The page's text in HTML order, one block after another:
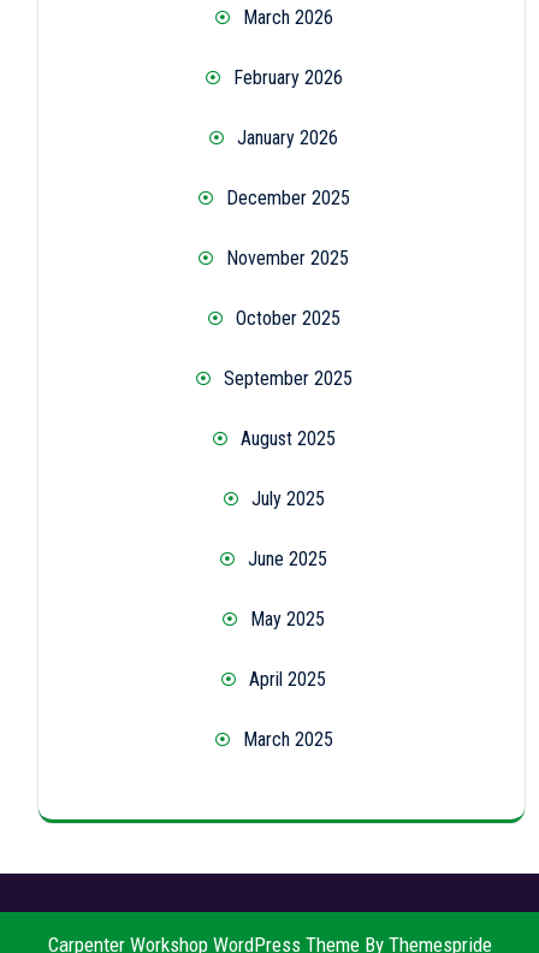
March 2026
February 2026
January 2026
December 2025
November 2025
October 2025
September 2025
August 2025
July 2025
June 2025
May 2025
April 2025
March 2025
Carpenter Workshop WordPress ThemeBy Themespride